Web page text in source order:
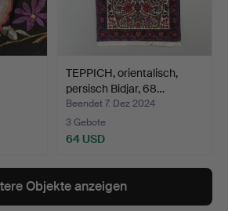
TEPPICH, orientalisch,
persisch Bidjar, 68…
Beendet 7. Dez 2024
3 Gebote
64 USD
Objekte anzeigen